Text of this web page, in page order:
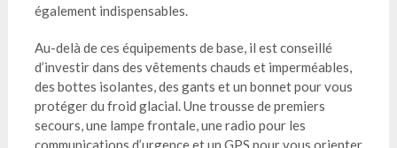
également indispensables.
Au-delà de ces équipements de base, il est conseillé
d’investir dans des vêtements chauds et imperméables,
des bottes isolantes, des gants et un bonnet pour vous
protéger du froid glacial. Une trousse de premiers
secours, une lampe frontale, une radio pour les
communications d’urgence et un GPS pour vous orienter